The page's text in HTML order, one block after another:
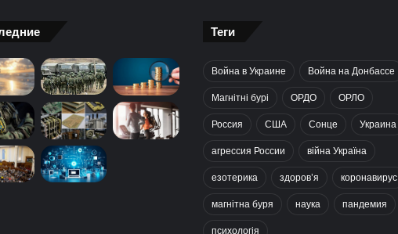
Теги
Война в Украине Война на Донбассе
Магнітні бурі ОРДО ОРЛО
Россия США Сонце Украина
агрессия России війна Україна
езотерика здоров’я коронавирус
магнітна буря наука пандемия
психологія